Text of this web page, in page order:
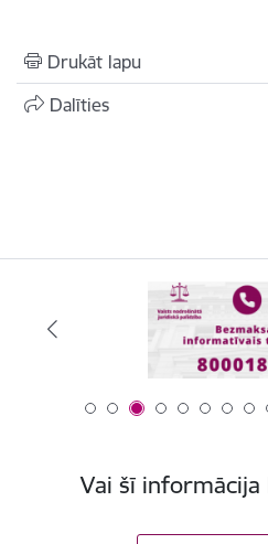
Drukāt lapu
Dalīties
Vai šī informācija